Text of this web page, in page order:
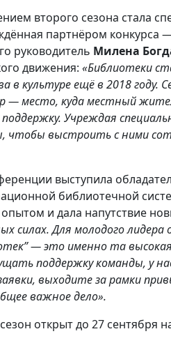
второго сезона стала
партнёром
руководитель Милена
движения: «Библиотеки
в культуре ещё в 2018 году.
— место, куда местный
Учреждая
чтобы выстроить с ними
выступила
библиотечной
и дала напутствие
силах. Для молодого
— это именно та
поддержку команды, у
выходите за рамки
важное дело».
открыт до 27 сентября